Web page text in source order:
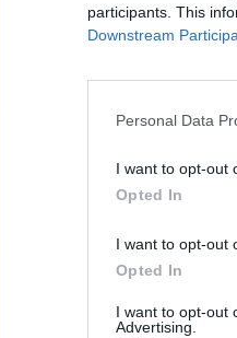
participants. This
Downstream
Personal Data
I want to opt-out
Opted In
I want to opt-out
Opted In
I want to opt-out
Advertising.
L’AI
LG È